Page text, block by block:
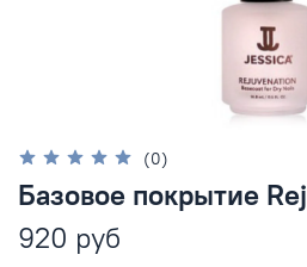
(0)
Базовое покрытие
920 руб